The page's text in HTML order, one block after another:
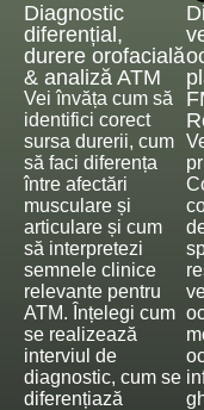
Diagnostic
diferențial,
durere orofacială
& analiză ATM
Vei învăța cum să
identifici corect
sursa durerii, cum
să faci diferența
între afectări
musculare și
articulare și cum
să interpretezi
semnele clinice
relevante pentru
ATM. Înțelegi cum
se realizează
interviul de
diagnostic, cum se
diferențiază